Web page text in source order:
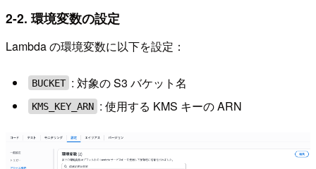
2-2. 環境変数の設定
Lambda の環境変数に以下を設定：
BUCKET : 対象の S3 バケット名
KMS_KEY_ARN : 使用する KMS キーの ARN